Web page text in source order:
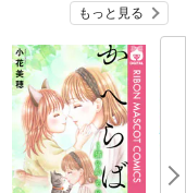
もっと見る